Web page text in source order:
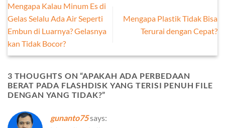
Mengapa Kalau Minum Es di
Gelas Selalu Ada Air Seperti
Embun di Luarnya? Gelasnya
kan Tidak Bocor?
Mengapa Plastik Tidak Bisa
Terurai dengan Cepat?
3 THOUGHTS ON “APAKAH ADA PERBEDAAN
BERAT PADA FLASHDISK YANG TERISI PENUH FILE
DENGAN YANG TIDAK?”
gunanto75says: